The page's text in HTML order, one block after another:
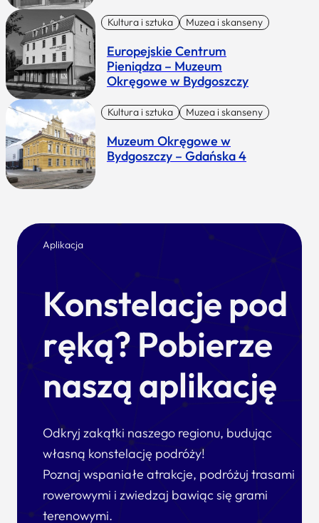
Kultura i sztuka Muzea i skanseny
Europejskie Centrum
Pieniądza – Muzeum
Okręgowe w Bydgoszczy
Kultura i sztuka Muzea i skanseny
Muzeum Okręgowe w
Bydgoszczy – Gdańska 4
Aplikacja
Konstelacje pod
ręką? Pobierze
naszą aplikację
Odkryj zakątki naszego regionu, budując
własną konstelację podróży!
Poznaj wspaniałe atrakcje, podróżuj trasami
rowerowymi i zwiedzaj bawiąc się grami
terenowymi.